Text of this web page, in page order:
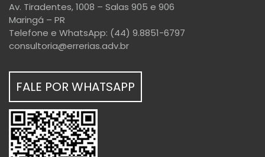
Av. Tiradentes, 1008 – Salas 905 e 906
Maringá – PR
Telefone e WhatsApp: (44) 9.8851-6797
consultoria@errerias.adv.br
FALE POR WHATSAPP